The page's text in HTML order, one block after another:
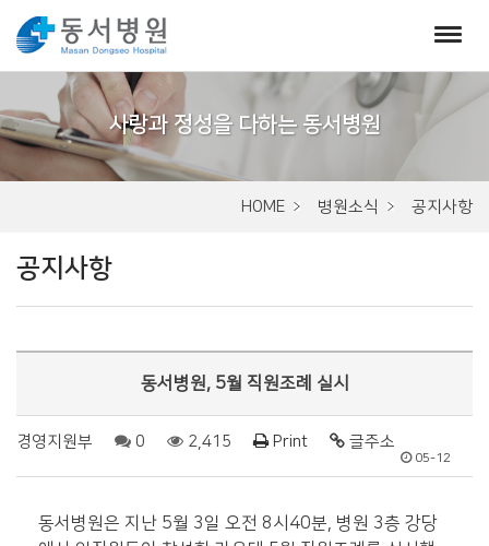
브
비
HOME 병원소식 공지사항
공지사항
동서병원, 5월 직원조례 실시
경영지원부 0 2,415 Print 글주소
05-12
동서병원은 지난 5월 3일 오전 8시40분, 병원 3층 강당